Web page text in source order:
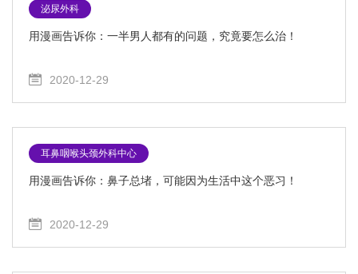
泌尿外科
用漫画告诉你：一半男人都有的问题，究竟要怎么治！
2020-12-29
耳鼻咽喉头颈外科中心
用漫画告诉你：鼻子总堵，可能因为生活中这个恶习！
2020-12-29